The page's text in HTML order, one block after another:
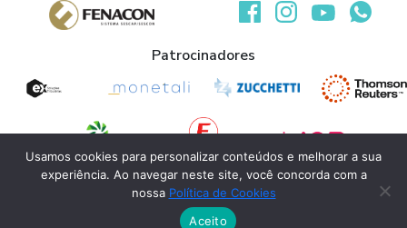
Desenvolvido por:
Patrocinadores
Apoio
Usamos cookies para personalizar conteúdos e melhorar a sua
experiência. Ao navegar neste site, você concorda com a
nossa Política de Cookies
Aceito